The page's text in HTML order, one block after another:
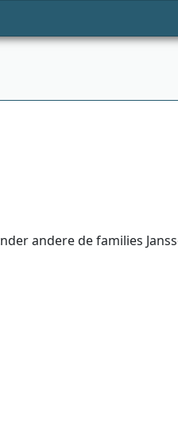
andere de families